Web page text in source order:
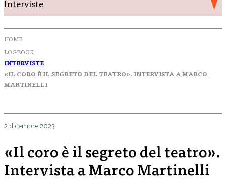
Interviste
HOME
LOGBOOK
INTERVISTE
«IL CORO È IL SEGRETO DEL TEATRO». INTERVISTA A MARCO
MARTINELLI
2 dicembre 2023
«Il coro è il segreto del teatro».
Intervista a Marco Martinelli